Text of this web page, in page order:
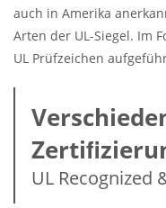
auch in Amerika
Arten der UL-Siegel. Im
UL Prüfzeichen
UL Recognized